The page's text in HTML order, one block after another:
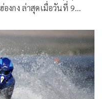
วันที่ 9
ยสายการบินไทย เที่ยวบินที่
2024 สัปดาห์ที่ 3แล้ว